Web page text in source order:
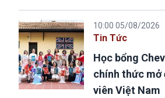
10:00 05/08/2026
Tin Tức
Học bổng
chính thức mở
viên Việt Nam